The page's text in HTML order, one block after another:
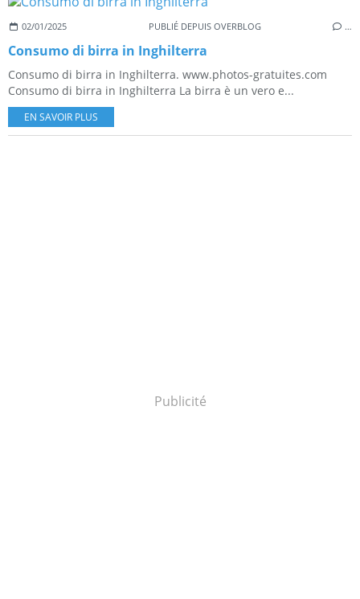
02/01/2025 PUBLIÉ DEPUIS OVERBLOG …
Consumo di birra in Inghilterra
Consumo di birra in Inghilterra. www.photos-gratuites.com
Consumo di birra in Inghilterra La birra è un vero e...
EN SAVOIR PLUS
Publicité